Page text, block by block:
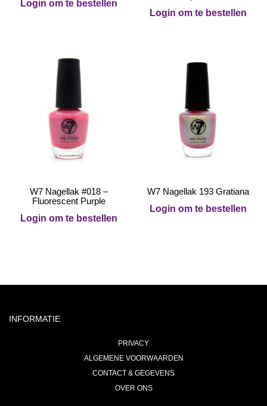
Login om te bestellen
Login om te bestellen
W7 Nagellak #018 –
Fluorescent Purple
Login om te bestellen
W7 Nagellak 193 Gratiana
Login om te bestellen
INFORMATIE
PRIVACY
ALGEMENE VOORWAARDEN
CONTACT & GEGEVENS
OVER ONS